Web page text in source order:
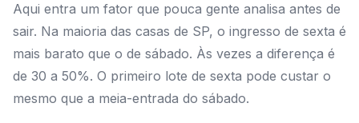
Aqui entra um fator que pouca gente analisa antes de
sair. Na maioria das casas de SP, o ingresso de sexta é
mais barato que o de sábado. Às vezes a diferença é
de 30 a 50%. O primeiro lote de sexta pode custar o
mesmo que a meia-entrada do sábado.